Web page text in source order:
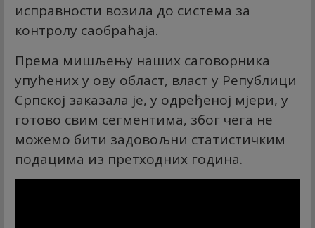
исправности возила до система за
контролу саобраћаја.
Према мишљењу наших саговорника
упућених у ову област, власт у Републици
Српској заказала је, у одређеној мјери, у
готово свим сегментима, због чега не
можемо бити задовољни статистичким
подацима из претходних година.